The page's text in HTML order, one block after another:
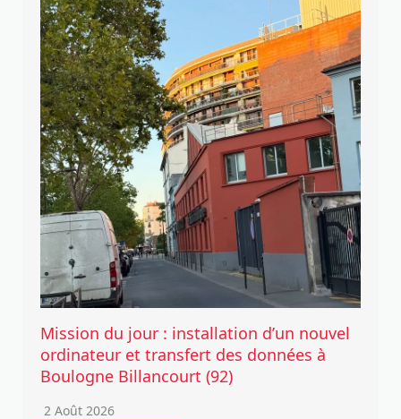
Mission du jour : installation d’un nouvel
ordinateur et transfert des données à
Boulogne Billancourt (92)
2 Août 2026